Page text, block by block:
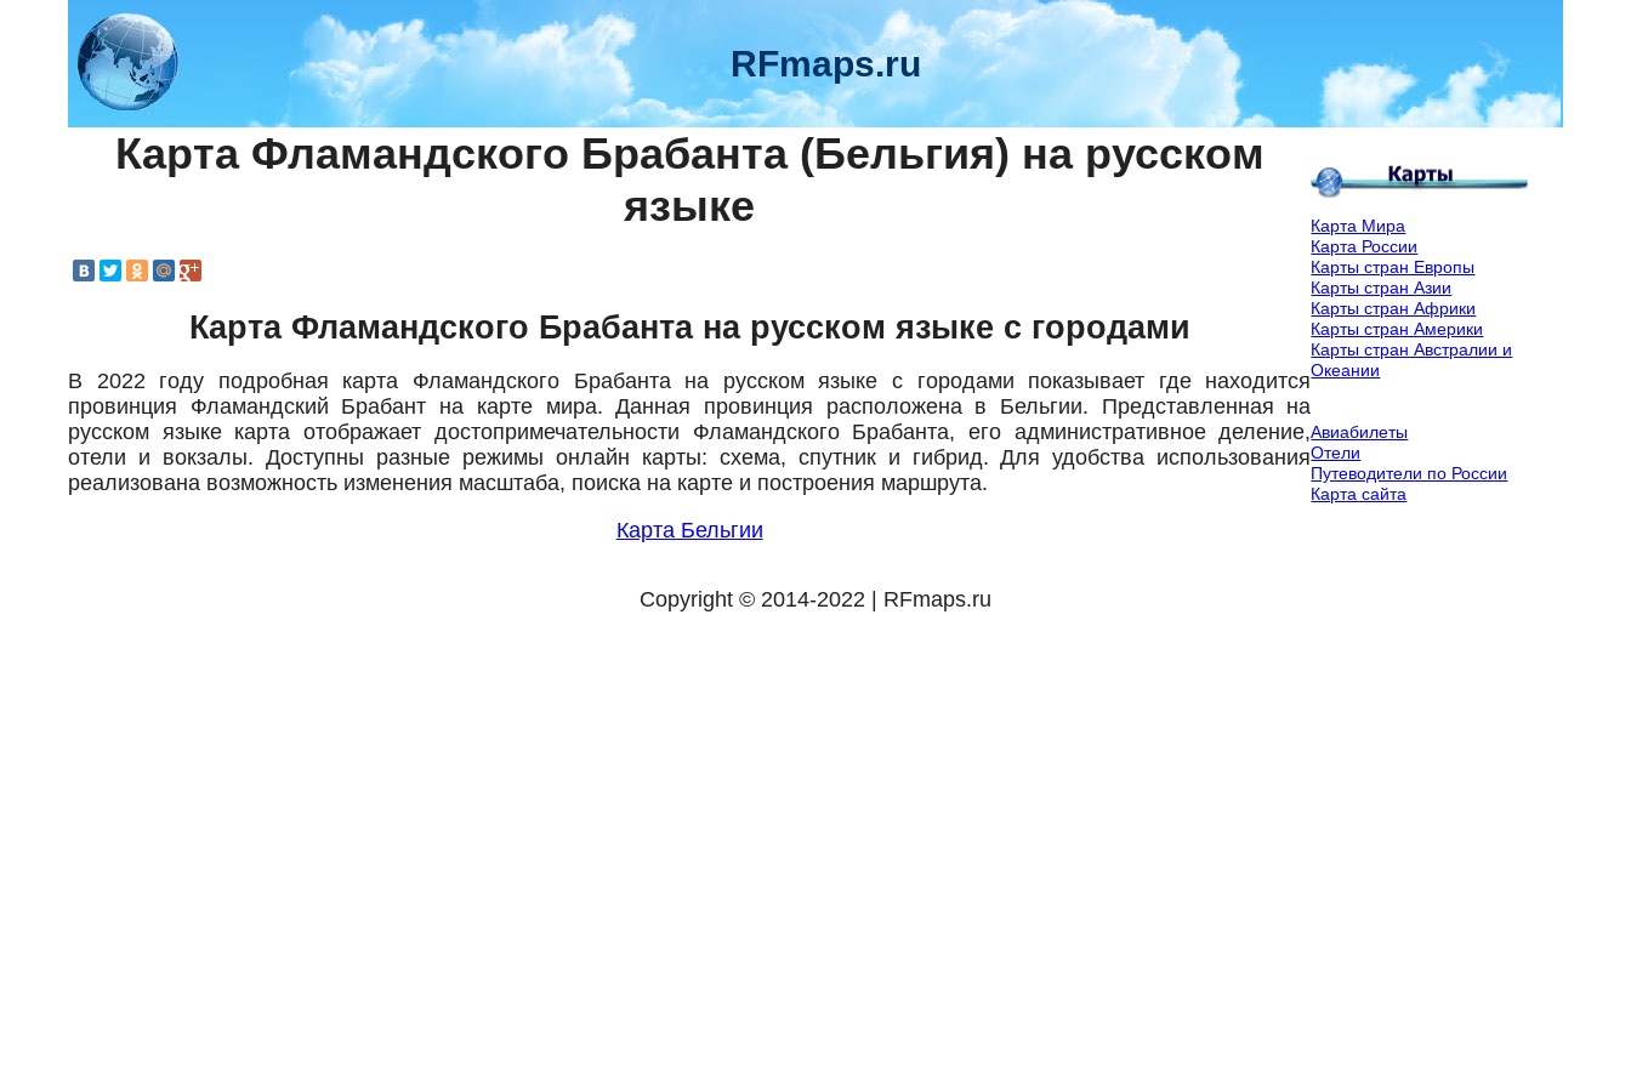
RFmaps.ru
Карта Фламандского Брабанта (Бельгия) на русском
языке
Карта Фламандского Брабанта на русском языке с городами
В 2022 году подробная карта Фламандского Брабанта на русском языке с городами показывает где находится
провинция Фламандский Брабант на карте мира. Данная провинция расположена в Бельгии. Представленная на
русском языке карта отображает достопримечательности Фламандского Брабанта, его административное деление,
отели и вокзалы. Доступны разные режимы онлайн карты: схема, спутник и гибрид. Для удобства использования
реализована возможность изменения масштаба, поиска на карте и построения маршрута.
Карта Бельгии
Карта Мира
Карта России
Карты стран Европы
Карты стран Азии
Карты стран Африки
Карты стран Америки
Карты стран Австралии и
Океании
Авиабилеты
Отели
Путеводители по России
Карта сайта
Copyright © 2014-2022 | RFmaps.ru